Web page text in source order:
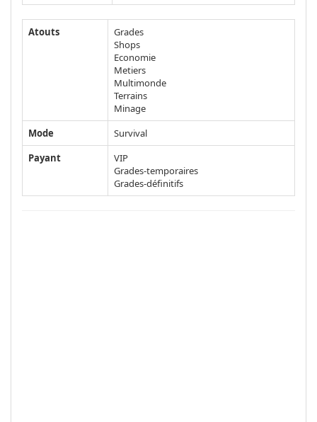
Atouts
Grades
Shops
Economie
Metiers
Multimonde
Terrains
Minage
Mode
Survival
Payant
VIP
Grades-temporaires
Grades-définitifs